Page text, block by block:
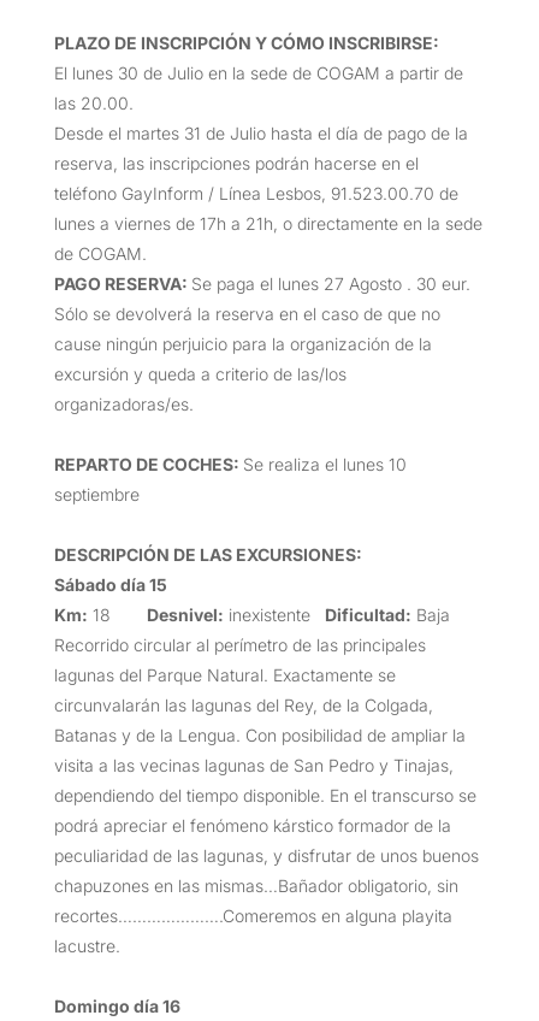
PLAZO DE INSCRIPCIÓN Y CÓMO INSCRIBIRSE:
El lunes 30 de Julio en la sede de COGAM a partir de
las 20.00.
Desde el martes 31 de Julio hasta el día de pago de la
reserva, las inscripciones podrán hacerse en el
teléfono GayInform / Línea Lesbos, 91.523.00.70 de
lunes a viernes de 17h a 21h, o directamente en la sede
de COGAM.
PAGO RESERVA: Se paga el lunes 27 Agosto . 30 eur.
Sólo se devolverá la reserva en el caso de que no
cause ningún perjuicio para la organización de la
excursión y queda a criterio de las/los
organizadoras/es.
REPARTO DE COCHES: Se realiza el lunes 10
septiembre
DESCRIPCIÓN DE LAS EXCURSIONES:
Sábado día 15
Km: 18 Desnivel: inexistente Dificultad: Baja
Recorrido circular al perímetro de las principales
lagunas del Parque Natural. Exactamente se
circunvalarán las lagunas del Rey, de la Colgada,
Batanas y de la Lengua. Con posibilidad de ampliar la
visita a las vecinas lagunas de San Pedro y Tinajas,
dependiendo del tiempo disponible. En el transcurso se
podrá apreciar el fenómeno kárstico formador de la
peculiaridad de las lagunas, y disfrutar de unos buenos
chapuzones en las mismas…Bañador obligatorio, sin
recortes………………….Comeremos en alguna playita
lacustre.
Domingo día 16